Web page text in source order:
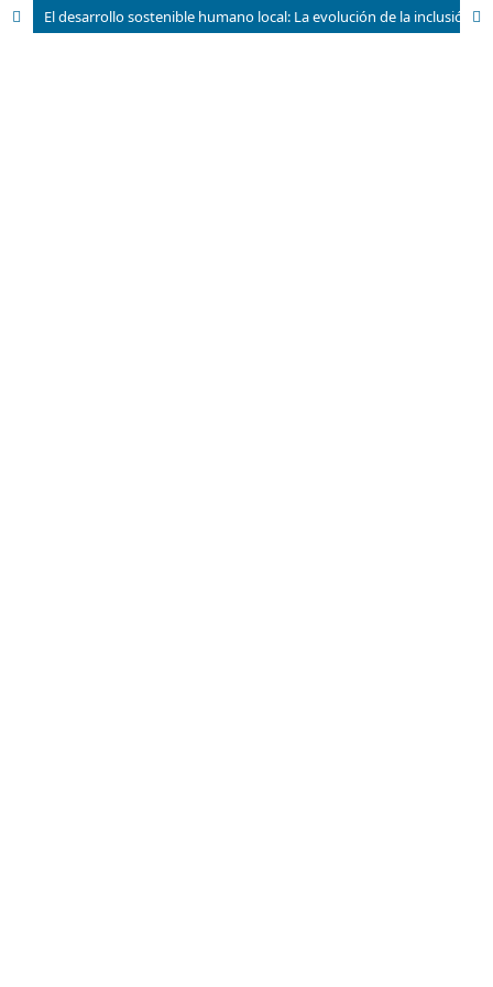
El desarrollo sostenible humano local: La evolución de la inclusión del territorio en las teorías del desarrollo